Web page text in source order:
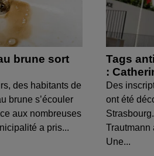
brune sort
des habitants de
brune s’écouler
aux nombreuses
a pris...
Tags
:
Des
ont été
Trautmann
Une...